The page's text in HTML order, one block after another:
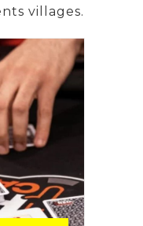
villages.